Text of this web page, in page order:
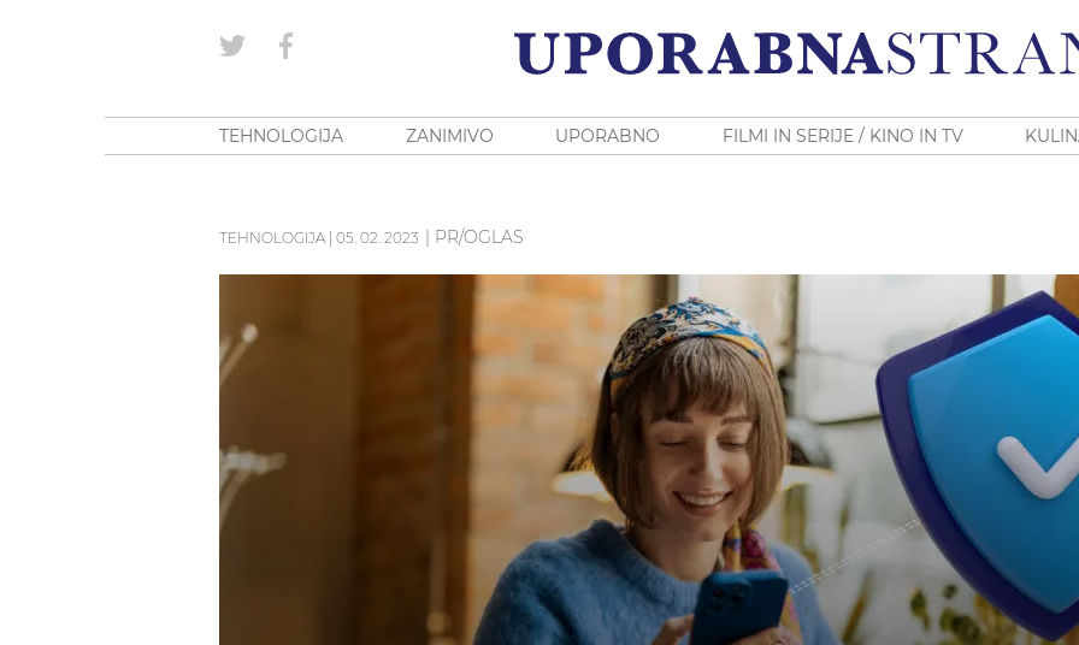
TEHNOLOGIJA ZANIMIVO UPORABNO FILMI IN SERIJE / KINO IN TV
TEHNOLOGIJA 05. 02. 2023 | PR/OGLAS